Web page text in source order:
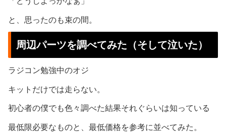
と、思ったのも束の間。
周辺パーツを調べてみた（そして泣いた）
ラジコン勉強中のオジ
キットだけでは走らない。
初心者の僕でも色々調べた結果それぐらいは知っている
最低限必要なものと、最低価格を参考に並べてみた。